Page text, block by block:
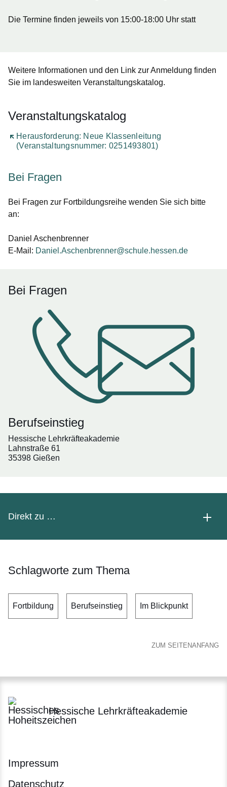
Die Termine finden jeweils von 15:00-18:00 Uhr statt
Weitere Informationen und den Link zur Anmeldung finden
Sie im landesweiten Veranstaltungskatalog.
Veranstaltungskatalog
Herausforderung: Neue Klassenleitung
(Veranstaltungsnummer: 0251493801)
Öffnet sich in einem neuen Fenster
Bei Fragen
Bei Fragen zur Fortbildungsreihe wenden Sie sich bitte
an:
Daniel Aschenbrenner
E-Mail: Daniel.Aschenbrenner@schule.hessen.de
Bei Fragen
Berufseinstieg
Hessische Lehrkräfteakademie
Lahnstraße 61
35398 Gießen
Direkt zu …
Schlagworte zum Thema
Fortbildung Berufseinstieg Im Blickpunkt
ZUM SEITENANFANG
Hessische Lehrkräfteakademie
Impressum
Datenschutz